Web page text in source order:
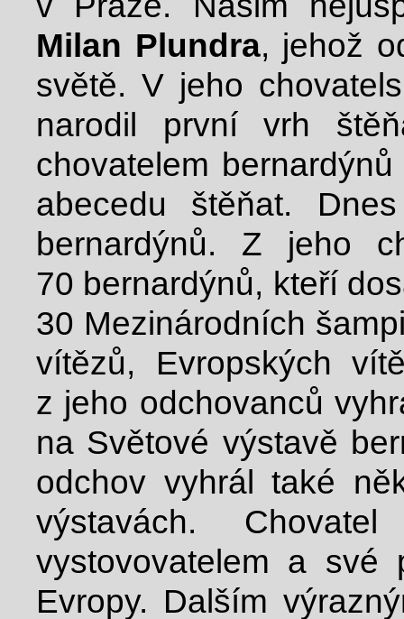
Milan Plundra, jehož
světě. V jeho
narodil první vrh
chovatelem
abecedu štěňat.
bernardýnů. Z jeho
70 bernardýnů, kteří
30 Mezinárodních
vítězů, Evropských
z jeho odchovanců
na Světové výstavě
odchov vyhrál také
výstavách.
vystovovatelem a své
Evropy. Dalším